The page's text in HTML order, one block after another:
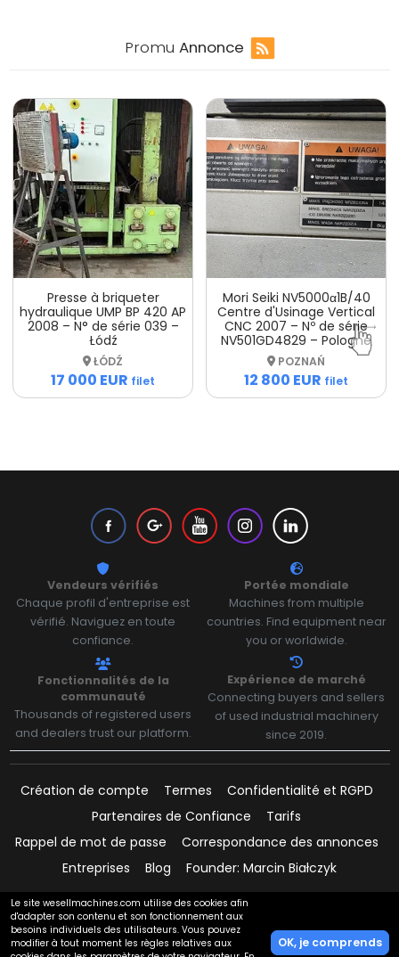
Promu Annonce
Presse à briqueter
hydraulique UMP BP 420 AP
2008 – N° de série 039 –
Łódź
ŁÓDŹ
17 000 EUR filet
Mori Seiki NV5000α1B/40
Centre d'Usinage Vertical
CNC 2007 – Nº de série
NV501GD4829 – Pologne
POZNAŃ
12 800 EUR filet
Vendeurs vérifiés
Chaque profil d'entreprise est
vérifié. Naviguez en toute
confiance.
Portée mondiale
Machines from multiple
countries. Find equipment near
you or worldwide.
Fonctionnalités de la
communauté
Thousands of registered users
and dealers trust our platform.
Expérience de marché
Connecting buyers and sellers
of used industrial machinery
since 2019.
Création de compte Termes
Confidentialité et RGPD
Partenaires de Confiance
Tarifs
Rappel de mot de passe
Correspondance des annonces
Entreprises
Blog Founder: Marcin Białczyk
Paiements pris en charge par:
Le site wesellmachines.com utilise des cookies afin
d'adapter son contenu et son fonctionnement aux
besoins individuels des utilisateurs. Vous pouvez
modifier à tout moment les règles relatives aux
OK, je comprends